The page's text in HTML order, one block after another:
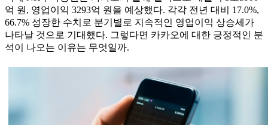
억 원, 영업이익 3293억 원을 예상했다. 각각 전년 대비 17.0%,
66.7% 성장한 수치로 분기별로 지속적인 영업이익 상승세가
나타날 것으로 기대했다. 그렇다면 카카오에 대한 긍정적인 분
석이 나오는 이유는 무엇일까.